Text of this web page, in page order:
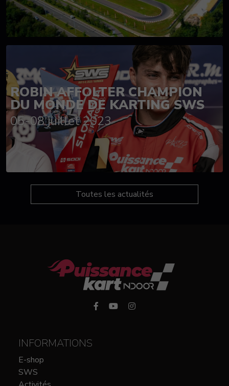
ROBIN AFFOLTER CHAMPION
DU MONDE DE KARTING SWS
05-08 juillet 2023
Toutes les actualités
INFORMATIONS
E-shop
SWS